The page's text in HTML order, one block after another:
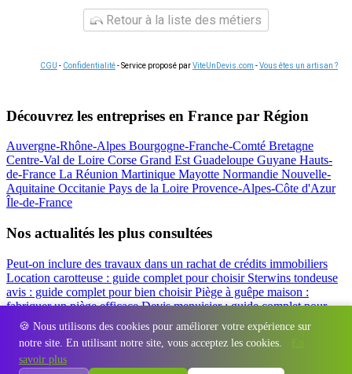
🍪 Nous utilisons des cookies pour améliorer votre expérience sur
notre site. En utilisant notre site, vous acceptez les cookies.
En
savoir plus
Retour à la liste des métiers
CGU - Confidentialité- Service proposé parViteUnDevis.com -Vous êtes un artisan ?
Découvrez les entreprises en France par Région
Auvergne-Rhône-Alpes Bourgogne-Franche-Comté Bretagne
Centre-Val de Loire Corse Grand EstGuadeloupe Guyane Hauts-
de-France La Réunion Martinique Mayotte Normandie Nouvelle-
Aquitaine Occitanie Pays de la Loire Provence-Alpes-Côte d'Azur
Île-de-France
Nos actualités les plus consultées
Peut-on inclure des travaux dans un rachat de crédits immobiliers
Location carotteuse : guide complet pour choisir Sterwins tondeuse
avis : guide complet pour bien choisirPiège à guêpe maison :
fabriquer un piège efficaceDevis menuisier : guide complet pour
obtenir le meilleur prix
Simulation rachat de crédit : regrouper prêt
travaux et crédits
Régions - Départements - Villes - Entreprises - Marques Contact
Espace presse